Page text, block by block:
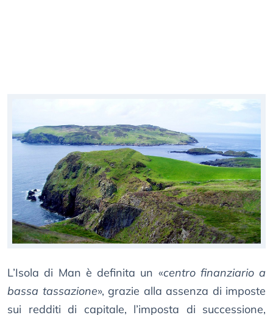
L’Isola di Man è definita un «centro finanziario a
bassa tassazione», grazie alla assenza di imposte
sui redditi di capitale, l’imposta di successione,